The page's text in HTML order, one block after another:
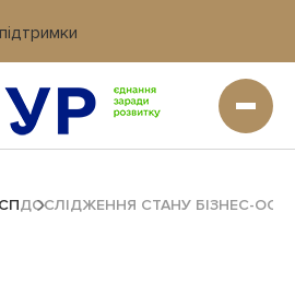
ДОСЛІДЖЕННЯ СТАНУ БІЗНЕС-